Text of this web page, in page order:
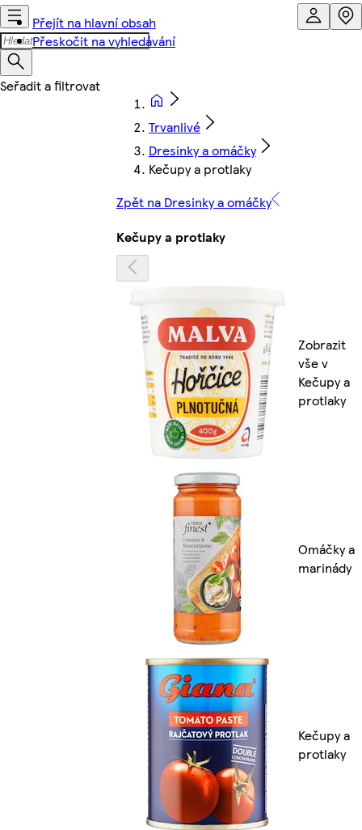
Přejít na hlavní obsah
Přeskočit na vyhledávání
Trvanlivé
Dresinky a omáčky
Kečupy a protlaky
Zpět na Dresinky a omáčky
Kečupy a protlaky
Zobrazit
vše v
Kečupy a
protlaky
Omáčky a
marinády
Kečupy a
protlaky